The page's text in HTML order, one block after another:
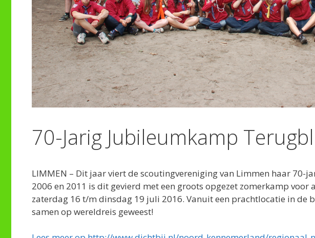
70-Jarig Jubileumkamp
LIMMEN – Dit jaar viert de scoutingvereniging van Limmen haar 70-
2006 en 2011 is dit gevierd met een groots opgezet zomerkamp voor
zaterdag 16 t/m dinsdag 19 juli 2016. Vanuit een prachtlocatie in de
samen op wereldreis geweest!